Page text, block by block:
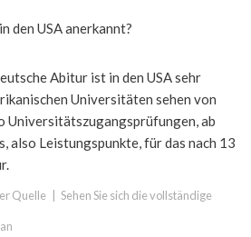
den USA anerkannt?
Abitur ist in den USA sehr
Universitäten sehen von
Universitätszugangsprüfungen, ab
also Leistungspunkte, für das nach 13
Quelle Sehen Sie sich die vollständige